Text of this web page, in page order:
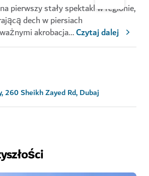
pierwszy stały spektakl w regionie,
dech w piersiach
akrobacja...Czytaj dalej
260 Sheikh Zayed Rd, Dubaj